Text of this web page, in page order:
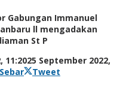
Gabungan Immanuel
ll mengadakan
St P
11:2025 September 2022,
Sebar
Tweet